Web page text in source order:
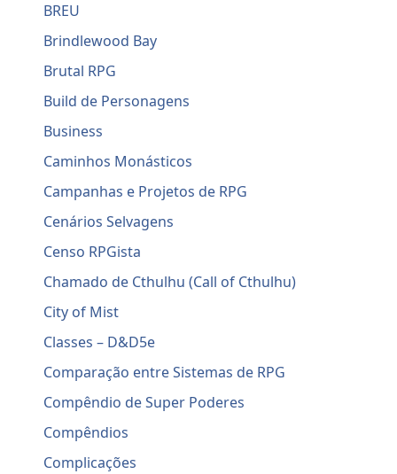
BREU
Brindlewood Bay
Brutal RPG
Build de Personagens
Business
Caminhos Monásticos
Campanhas e Projetos de RPG
Cenários Selvagens
Censo RPGista
Chamado de Cthulhu (Call of Cthulhu)
City of Mist
Classes – D&D5e
Comparação entre Sistemas de RPG
Compêndio de Super Poderes
Compêndios
Complicações